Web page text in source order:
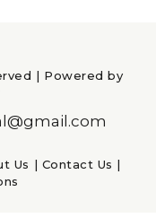
| Powered by
Us | Contact Us |